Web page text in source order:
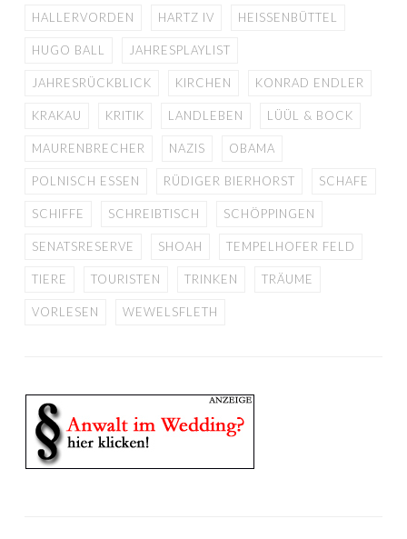
HALLERVORDEN HARTZ IV HEISSENBÜTTEL
HUGO BALL JAHRESPLAYLIST
JAHRESRÜCKBLICK KIRCHEN KONRAD ENDLER
KRAKAU KRITIK LANDLEBEN LÜÜL & BOCK
MAURENBRECHER NAZIS OBAMA
POLNISCH ESSEN RÜDIGER BIERHORST SCHAFE
SCHIFFE SCHREIBTISCH SCHÖPPINGEN
SENATSRESERVE SHOAH TEMPELHOFER FELD
TIERE TOURISTEN TRINKEN TRÄUME
VORLESEN WEWELSFLETH